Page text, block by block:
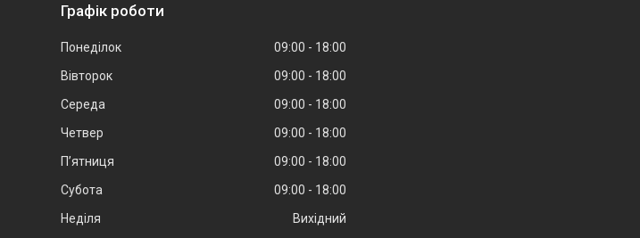
Графік роботи
Понеділок 09:00
18:00
Вівторок
09:00
18:00
Середа
09:00
18:00
Четвер
09:00
18:00
Пʼятниця
09:00
18:00
Субота
09:00
18:00
Неділя
Вихідний